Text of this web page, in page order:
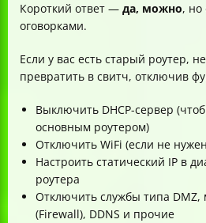
Короткий ответ — да, можно, но
оговорками.
Если у вас есть старый роутер,
превратить в свитч, отключив
Выключить DHCP-сервер
основным роутером)
Отключить WiFi (если не
Настроить статический IP в
роутера
Отключить службы типа DMZ,
(Firewall), DDNS и прочие